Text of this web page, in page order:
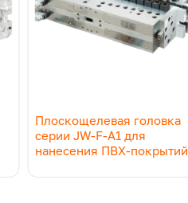
Плоскощелевая головка
серии JW-F-A1 для
нанесения ПВХ-покрытий